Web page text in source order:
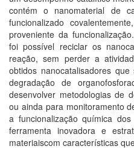
contém o nanomaterial de
funcionalizado
proveniente da
foi possível reciclar os
reação, sem perder a
obtidos nanocatalisadores
degradação de
desenvolver metodologias de
ou ainda para monitoramento
a funcionalização química
ferramenta inovadora e
materiaiscom características